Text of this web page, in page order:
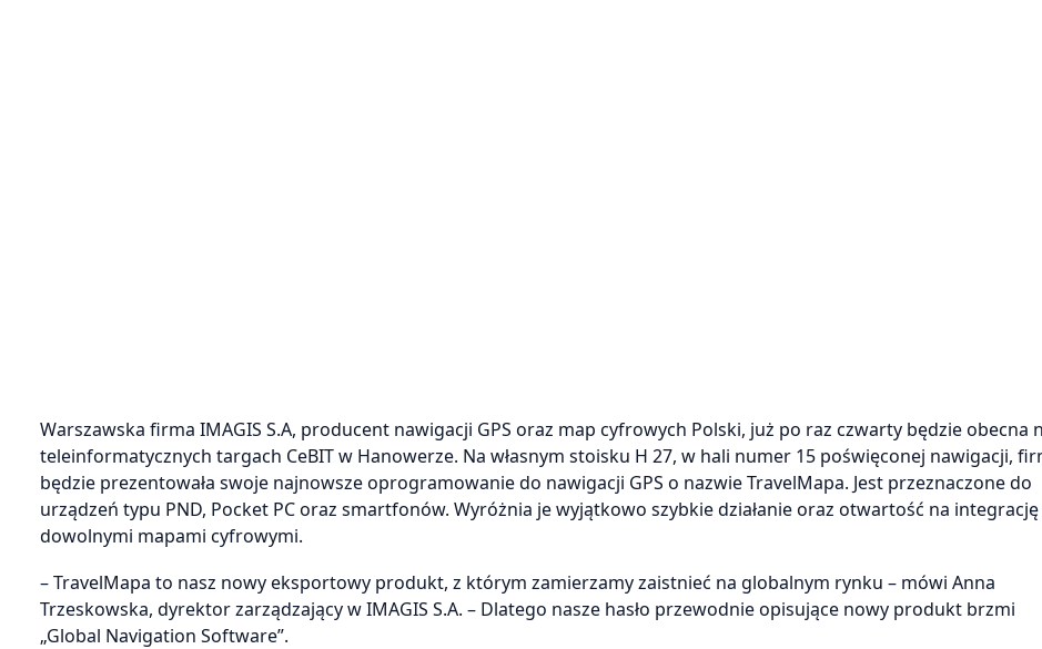
Warszawska firma IMAGIS S.A, producent nawigacji GPS oraz map cyfrowych Polski, już po raz czwarty będzie obecna
teleinformatycznych targach CeBIT w Hanowerze. Na własnym stoisku H 27, w hali numer 15 poświęconej nawigacji,
będzie prezentowała swoje najnowsze oprogramowanie do nawigacji GPS o nazwie TravelMapa. Jest przeznaczone do
urządzeń typu PND, Pocket PC oraz smartfonów. Wyróżnia je wyjątkowo szybkie działanie oraz otwartość na integrację
dowolnymi mapami cyfrowymi.
– TravelMapa to nasz nowy eksportowy produkt, z którym zamierzamy zaistnieć na globalnym rynku – mówi Anna
Trzeskowska, dyrektor zarządzający w IMAGIS S.A. – Dlatego nasze hasło przewodnie opisujące nowy produkt brzmi
„Global Navigation Software”.